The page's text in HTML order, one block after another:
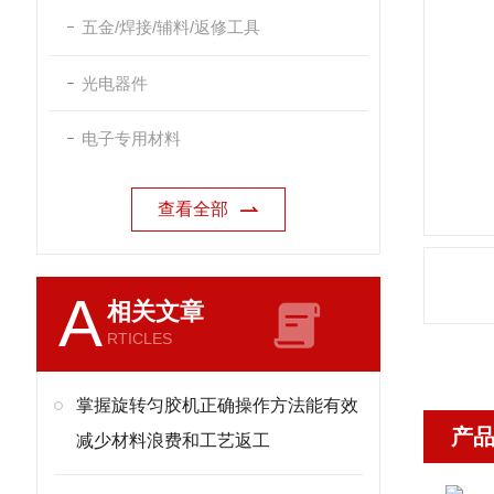
五金/焊接/辅料/返修工具
光电器件
电子专用材料
查看全部
A相关文章
RTICLES
掌握旋转匀胶机正确操作方法能有效
减少材料浪费和工艺返工
产